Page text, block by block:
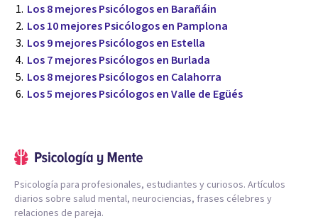
Los 8 mejores Psicólogos en Barañáin
Los 10 mejores Psicólogos en Pamplona
Los 9 mejores Psicólogos en Estella
Los 7 mejores Psicólogos en Burlada
Los 8 mejores Psicólogos en Calahorra
Los 5 mejores Psicólogos en Valle de Egüés
Psicología para profesionales, estudiantes y curiosos. Artículos
diarios sobre salud mental, neurociencias, frases célebres y
relaciones de pareja.